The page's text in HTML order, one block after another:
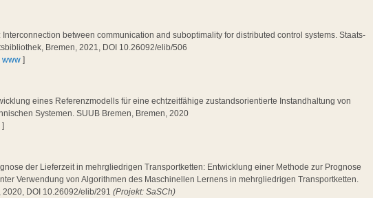
Interconnection between communication and suboptimality for distributed control systems. Staats-
Bremen, 2021, DOI 10.26092/elib/506
|www ]
eines Referenzmodells für eine echtzeitfähige zustandsorientierte Instandhaltung von
Systemen. SUUB Bremen, Bremen, 2020
]
der Lieferzeit in mehrgliedrigen Transportketten: Entwicklung einer Methode zur Prognose
Verwendung von Algorithmen des Maschinellen Lernens in mehrgliedrigen Transportketten.
2020, DOI 10.26092/elib/291(Projekt: SaSCh)